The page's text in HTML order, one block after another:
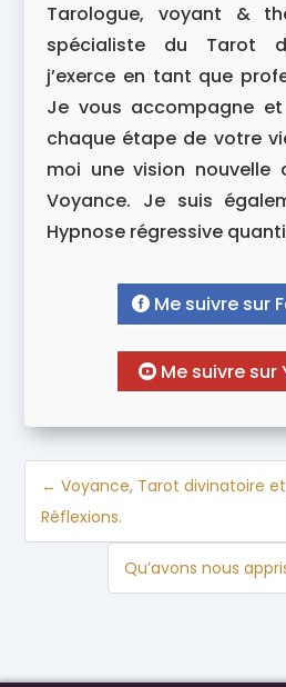
Tarologue, voyant &
spécialiste du Tarot
j’exerce en tant que
Je vous accompagne
chaque étape de votre
moi une vision
Voyance. Je suis
Hypnose régressive
Me suivre sur
Me suivre sur
←Voyance, Tarot divinatoire
Réflexions.
Qu’avons nous